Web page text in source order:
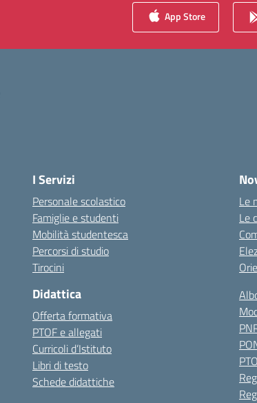
App Store
I Servizi
Personale scolastico
Famiglie e studenti
Mobilità studentesca
Percorsi di studio
Tirocini
Didattica
Offerta formativa
PTOF e allegati
Curricoli d’Istituto
Libri di testo
Schede didattiche
Le
Le